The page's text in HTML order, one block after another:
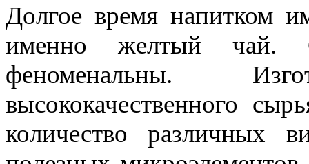
Долгое время напитком
именно желтый чай.
феноменальны.
высококачественного
количество различных